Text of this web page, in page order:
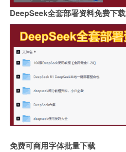
DeepSeek全套部署资料免费下载
免费可商用字体批量下载